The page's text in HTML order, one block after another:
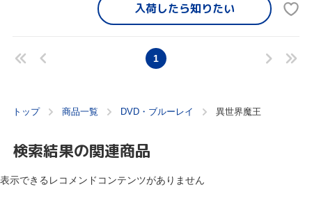
入荷したら知りたい
1
トップ 商品一覧 DVD・ブルーレイ 異世界魔王
検索結果の関連商品
表示できるレコメンドコンテンツがありません